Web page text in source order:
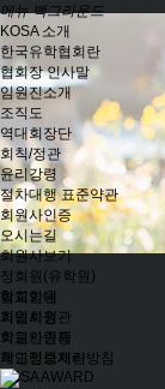
메뉴 백그라운드
KOSA 소개
한국유학협회란
협회장 인사말
임원진소개
조직도
역대회장단
회칙/정관
윤리강령
절차대행 표준약관
회원사인증
오시는길
회원사보기
정회원(유학원)
학교회원
기업회원
학교인증제
학교인증제란
KOSA AWARD
협회안내
회원사정관
회원사인증
개인정보처리방침